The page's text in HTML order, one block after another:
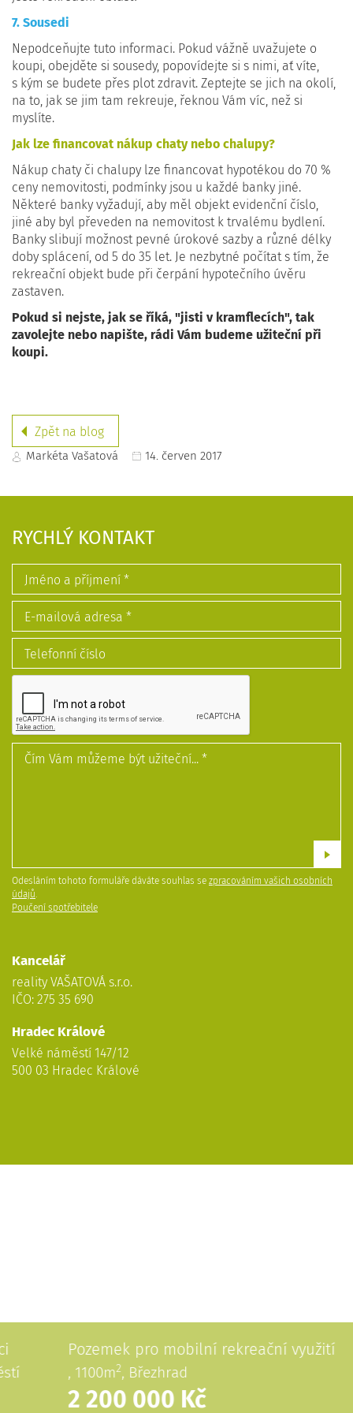
7. Sousedi
Nepodceňujte tuto informaci. Pokud vážně uvažujete o
koupi, obejděte si sousedy, popovídejte si s nimi, ať víte,
s kým se budete přes plot zdravit. Zeptejte se jich na okolí,
na to, jak se jim tam rekreuje, řeknou Vám víc, než si
myslíte.
Jak lze financovat nákup chaty nebo chalupy?
Nákup chaty či chalupy lze financovat hypotékou do 70 %
ceny nemovitosti, podmínky jsou u každé banky jiné.
Některé banky vyžadují, aby měl objekt evidenční číslo,
jiné aby byl převeden na nemovitost k trvalému bydlení.
Banky slibují možnost pevné úrokové sazby a různé délky
doby splácení, od 5 do 35 let. Je nezbytné počítat s tím, že
rekreační objekt bude při čerpání hypotečního úvěru
zastaven.
Pokud si nejste, jak se říká, "jisti v kramflecích", tak
zavolejte nebo napište, rádi Vám budeme užiteční při
koupi.
Zpět na blog
Markéta Vašatová 14. červen 2017
RYCHLÝ KONTAKT
Odesláním tohoto formuláře dáváte souhlas se zpracováním vašich osobních
údajů.
Poučení spotřebitele
Kancelář
reality VAŠATOVÁ s.r.o.
IČO: 275 35 690
Hradec Králové
Velké náměstí 147/12
500 03 Hradec Králové
Pozemek pro mobilní rekreační využití
, 1100m , Březhrad
2 200 000 Kč